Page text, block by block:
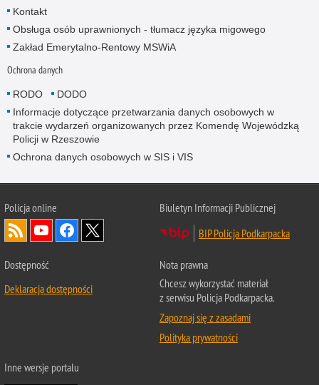
Kontakt
Obsługa osób uprawnionych - tłumacz języka migowego
Zakład Emerytalno-Rentowy MSWiA
Ochrona danych
RODO
DODO
Informacje dotyczące przetwarzania danych osobowych w
trakcie wydarzeń organizowanych przez Komendę Wojewódzką
Policji w Rzeszowie
Ochrona danych osobowych w SIS i VIS
Policja online
Biuletyn Informacji Publicznej
BIP Policja Podkarpacka
Dostępność
Deklaracja dostępności
Nota prawna
Chcesz wykorzystać materiał
z serwisu Policja Podkarpacka.
Zapoznaj się z zasadami
Polityka prywatności
Inne wersje portalu